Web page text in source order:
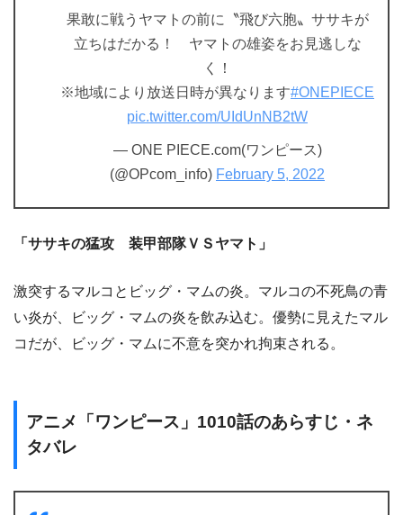
果敢に戦うヤマトの前に〝飛び六胞〟ササキが
立ちはだかる！ ヤマトの雄姿をお見逃しな
く！
※地域により放送日時が異なります#ONEPIECE
pic.twitter.com/UIdUnNB2tW
— ONE PIECE.com(ワンピース)
(@OPcom_info) February 5, 2022
「ササキの猛攻 装甲部隊ＶＳヤマト」
激突するマルコとビッグ・マムの炎。マルコの不死鳥の青
い炎が、ビッグ・マムの炎を飲み込む。優勢に見えたマル
コだが、ビッグ・マムに不意を突かれ拘束される。
アニメ「ワンピース」1010話のあらすじ・ネ
タバレ